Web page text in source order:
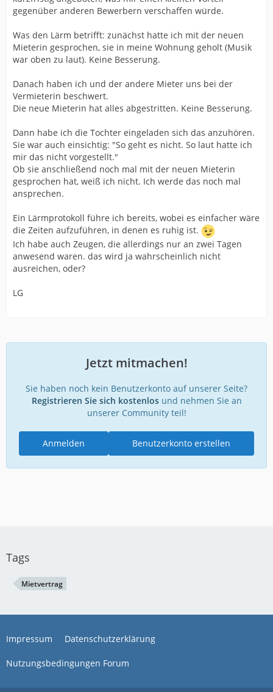
gegenüber anderen Bewerbern verschaffen würde.
Was den Lärm betrifft: zunächst hatte ich mit der neuen
Mieterin gesprochen, sie in meine Wohnung geholt (Musik
war oben zu laut). Keine Besserung.
Danach haben ich und der andere Mieter uns bei der
Vermieterin beschwert.
Die neue Mieterin hat alles abgestritten. Keine Besserung.
Dann habe ich die Tochter eingeladen sich das anzuhören.
Sie war auch einsichtig: "So geht es nicht. So laut hatte ich
mir das nicht vorgestellt."
Ob sie anschließend noch mal mit der neuen Mieterin
gesprochen hat, weiß ich nicht. Ich werde das noch mal
ansprechen.
Ein Lärmprotokoll führe ich bereits, wobei es einfacher wäre
die Zeiten aufzuführen, in denen es ruhig ist.
Ich habe auch Zeugen, die allerdings nur an zwei Tagen
anwesend waren. das wird ja wahrscheinlich nicht
ausreichen, oder?
LG
Jetzt mitmachen!
Sie haben noch kein Benutzerkonto auf unserer Seite?
Registrieren Sie sich kostenlosund nehmen Sie an
unserer Community teil!
Benutzerkonto erstellen
Anmelden
Tags
Mietvertrag
Impressum Datenschutzerklärung
Nutzungsbedingungen Forum